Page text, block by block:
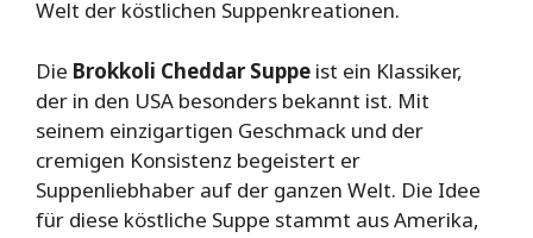
Welt der köstlichen Suppenkreationen.
Die Brokkoli Cheddar Suppe ist ein Klassiker,
der in den USA besonders bekannt ist. Mit
seinem einzigartigen Geschmack und der
cremigen Konsistenz begeistert er
Suppenliebhaber auf der ganzen Welt. Die Idee
für diese köstliche Suppe stammt aus Amerika,